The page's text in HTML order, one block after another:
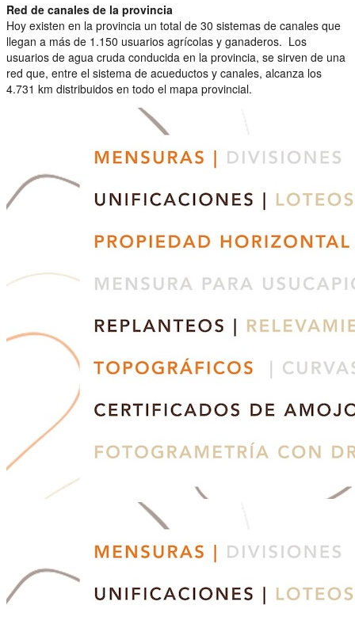
Red de canales de la provincia
Hoy existen en la provincia un total de 30 sistemas de canales que
llegan a más de 1.150 usuarios agrícolas y ganaderos. Los
usuarios de agua cruda conducida en la provincia, se sirven de una
red que, entre el sistema de acueductos y canales, alcanza los
4.731 km distribuidos en todo el mapa provincial.